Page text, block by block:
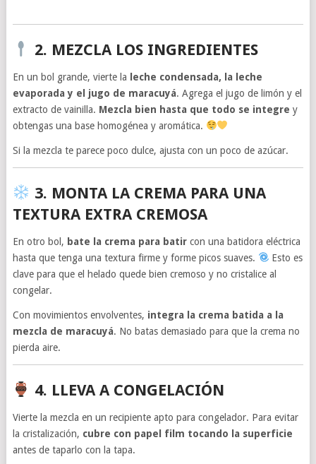
2. MEZCLA LOS INGREDIENTES
En un bol grande, vierte la
leche condensada, la leche
evaporada y el jugo de maracuyá. Agrega el jugo de limón y el
extracto de vainilla. Mezcla bien hasta que todo se integre y
obtengas una base homogénea y aromática.
Si la mezcla te parece poco dulce, ajusta con un poco de azúcar.
3. MONTA LA CREMA PARA UNA
TEXTURA EXTRA CREMOSA
En otro bol, bate la crema para batircon una batidora eléctrica
hasta que tenga una textura firme y forme picos suaves.
Esto es
clave para que el helado quede bien cremoso y no cristalice al
congelar.
Con movimientos envolventes, integra la crema batida a la
mezcla de maracuyá. No batas demasiado para que la crema no
pierda aire.
4. LLEVA A CONGELACIÓN
Vierte la mezcla en un recipiente apto para congelador. Para evitar
la cristalización, cubre con papel film tocando la superficie
antes de taparlo con la tapa.